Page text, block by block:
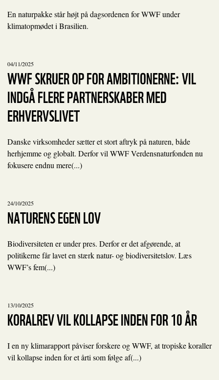
En naturpakke står højt på dagsordenen for WWF under
klimatopmødet i Brasilien.
04/11/2025
WWF SKRUER OP FOR AMBITIONERNE: VIL
INDGÅ FLERE PARTNERSKABER MED
ERHVERVSLIVET
Danske virksomheder sætter et stort aftryk på naturen, både
herhjemme og globalt. Derfor vil WWF Verdensnaturfonden nu
fokusere endnu mere(...)
24/10/2025
NATURENS EGEN LOV
Biodiversiteten er under pres. Derfor er det afgørende, at
politikerne får lavet en stærk natur- og biodiversitetslov. Læs
WWF’s fem(...)
13/10/2025
KORALREV VIL KOLLAPSE INDEN FOR 10 ÅR
I en ny klimarapport påviser forskere og WWF, at tropiske koraller
vil kollapse inden for et årti som følge af(...)